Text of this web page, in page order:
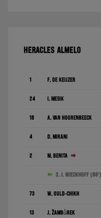
HERACLES ALMELO
1 F. de Keijzer
24 I. Mesík
18 A. Van Hoorenbeeck
4 D. Mirani
2 M. Benita
3. J. Wieckhoff (86')
73 W. Ould-Chikh
13 J. Žambůrek